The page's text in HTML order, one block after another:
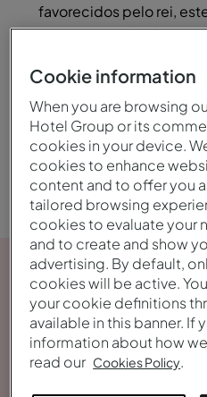
favorecidos pelo rei,
mais acolhedor e
Cookie information
When you are browsing
Hotel Group or its
cookies in your device.
cookies to enhance
content and to offer you
tailored browsing
cookies to evaluate your
and to create and show
advertising. By default,
cookies will be active.
your cookie definitions
available in this banner. If
information about how
read our Cookies Policy.